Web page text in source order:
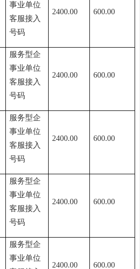
事业单位
客服接入
号码
2400.00 600.00
服务型企
事业单位
客服接入
号码
2400.00 600.00
服务型企
事业单位
客服接入
号码
2400.00 600.00
服务型企
事业单位
客服接入
号码
2400.00 600.00
服务型企
事业单位
2400.00 600.00